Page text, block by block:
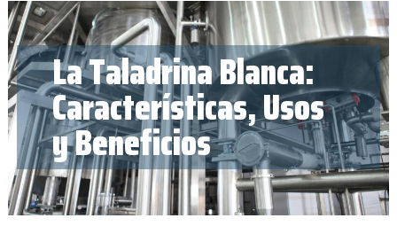
La Taladrina Blanca:
Características, Usos
y Beneficios